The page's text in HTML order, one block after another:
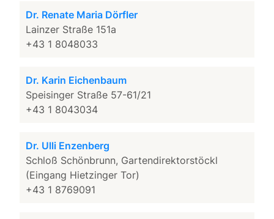
Dr. Renate Maria Dörfler
Lainzer Straße 151a
+43 1 8048033
Dr. Karin Eichenbaum
Speisinger Straße 57-61/21
+43 1 8043034
Dr. Ulli Enzenberg
Schloß Schönbrunn, Gartendirektorstöckl
(Eingang Hietzinger Tor)
+43 1 8769091